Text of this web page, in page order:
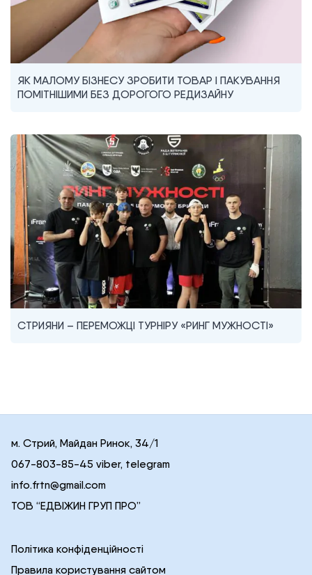
ЯК МАЛОМУ БІЗНЕСУ ЗРОБИТИ ТОВАР І ПАКУВАННЯ
ПОМІТНІШИМИ БЕЗ ДОРОГОГО РЕДИЗАЙНУ
СТРИЯНИ – ПЕРЕМОЖЦІ ТУРНІРУ «РИНГ МУЖНОСТІ»
м. Стрий, Майдан Ринок, 34/1
067-803-85-45 viber, telegram
info.frtn@gmail.com
ТОВ “ЕДВІЖИН ГРУП ПРО”
Політика конфіденційності
Правила користування сайтом